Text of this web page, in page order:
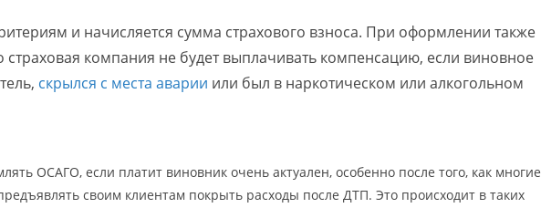
и начисляется сумма страхового взноса. При оформлении также
страховая компания не будет выплачивать компенсацию, если виновное
скрылся с места аварии или был в наркотическом или алкогольном
ОСАГО, если платит виновник очень актуален, особенно после того, как многие
своим клиентам покрыть расходы после ДТП. Это происходит в таких